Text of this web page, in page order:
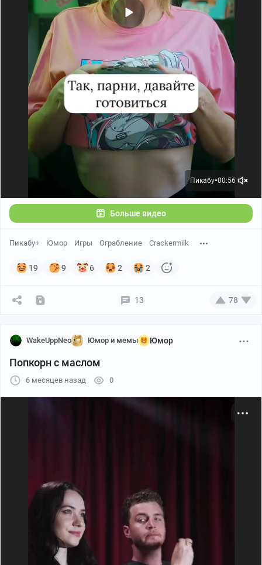
Пикабу●00:56
Больше видео
Пикабу+ Юмор Игры Ограбление Crackermilk
19 9 6 2 2
13 78
WakeUppNeo Юмор и мемы Юмор
Попкорн с маслом
6 месяцев назад 0